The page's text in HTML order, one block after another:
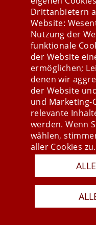
Drittanbietern
Website:
Nutzung der
funktionale
der Website
ermöglichen;
denen wir
der Website
und Marketing-
relevante
werden. Wenn
wählen,
aller Cookies zu.